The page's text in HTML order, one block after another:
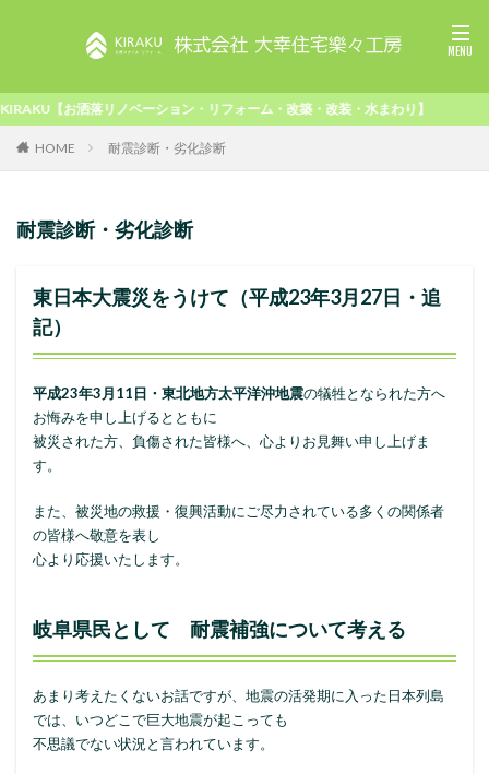
ーション・リフォーム・改築・改装・水まわり】
HOME 耐震診断・劣化診断
耐震診断・劣化診断
東日本大震災をうけて（平成23年3月27日・追
記）
平成23年3月11日・東北地方太平洋沖地震の犠牲となられた方へ
お悔みを申し上げるとともに
被災された方、負傷された皆様へ、心よりお見舞い申し上げま
す。
また、被災地の救援・復興活動にご尽力されている多くの関係者
の皆様へ敬意を表し
心より応援いたします。
岐阜県民として 耐震補強について考える
あまり考えたくないお話ですが、地震の活発期に入った日本列島
では、いつどこで巨大地震が起こっても
不思議でない状況と言われています。